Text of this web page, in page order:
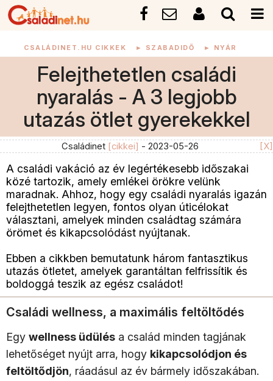
CSALÁDINET.HU CIKKEK ► SZABADIDŐ ► NYÁR
Felejthetetlen családi
nyaralás - A 3 legjobb
utazás ötlet gyerekekkel
Családinet [cikkei] - 2023-05-26 [X]
A családi vakáció az év legértékesebb időszakai
közé tartozik, amely emlékei örökre velünk
maradnak. Ahhoz, hogy egy családi nyaralás igazán
felejthetetlen legyen, fontos olyan úticélokat
választani, amelyek minden családtag számára
örömet és kikapcsolódást nyújtanak.
Ebben a cikkben bemutatunk három fantasztikus
utazás ötletet, amelyek garantáltan felfrissítik és
boldoggá teszik az egész családot!
Családi wellness, a maximális feltöltődés
Egy wellness üdülés a család minden tagjának
lehetőséget nyújt arra, hogy kikapcsolódjon és
feltöltődjön, ráadásul az év bármely időszakában.